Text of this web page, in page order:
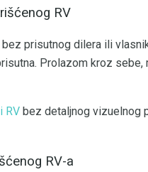
RV
prisutnog dilera ili
Prolazom kroz
RV bez detaljnog vizuelnog
RV-a